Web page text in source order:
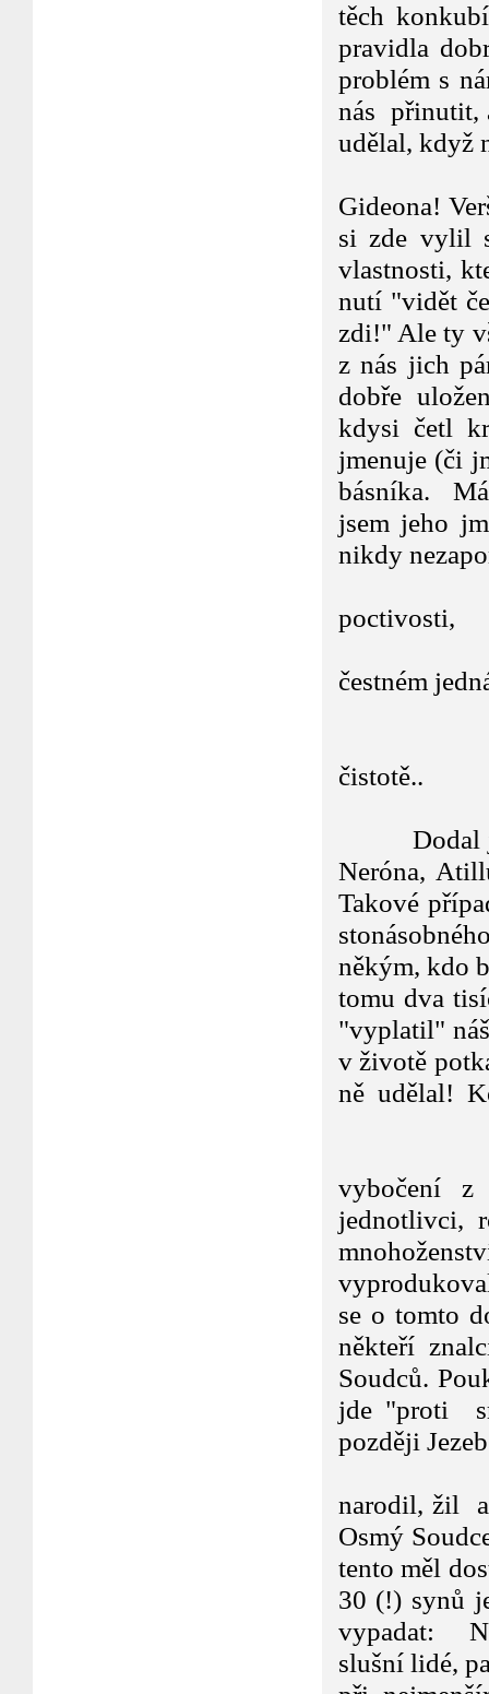
těch
pravidla
problém s
nás přinutit,
udělal, když
Gideona!
si zde vylil
vlastnosti,
nutí "vidět
zdi!" Ale ty
z nás jich
dobře
kdysi četl
jmenuje (či
básníka.
jsem jeho
nikdy
poctivosti,
čestném
čistotě..
Dodal
Neróna,
Takové
někým, kdo
tomu dva
"vyplatil"
v životě
ně udělal!
vybočení
jednotlivci,
se o tomto
někteří
Soudců.
jde "proti
později
narodil, žil a
Osmý
tento měl
30 (!) synů
vypadat:
slušní lidé,